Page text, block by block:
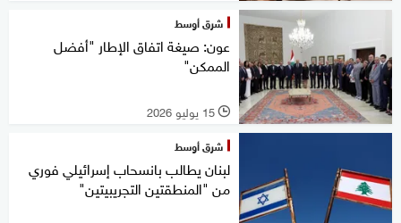
شرق أوسط
عون: صيغة اتفاق الإطار "أفضل
الممكن"
l 15 يوليو 2026
شرق أوسط
لبنان يطالب بانسحاب إسرائيلي فوري
من "المنطقتين التجريبيتين"